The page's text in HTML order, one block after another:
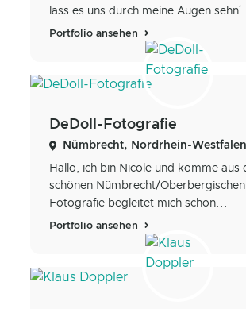
lass es uns durch meine Augen
Portfolio ansehen
DeDoll-Fotografie
Nümbrecht, Nordrhein-Westfalen
Hallo, ich bin Nicole und komme aus
schönen Nümbrecht/
Fotografie begleitet mich schon...
Portfolio ansehen